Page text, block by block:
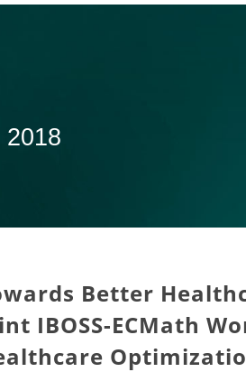
2018
Better
IBOSS-ECMath